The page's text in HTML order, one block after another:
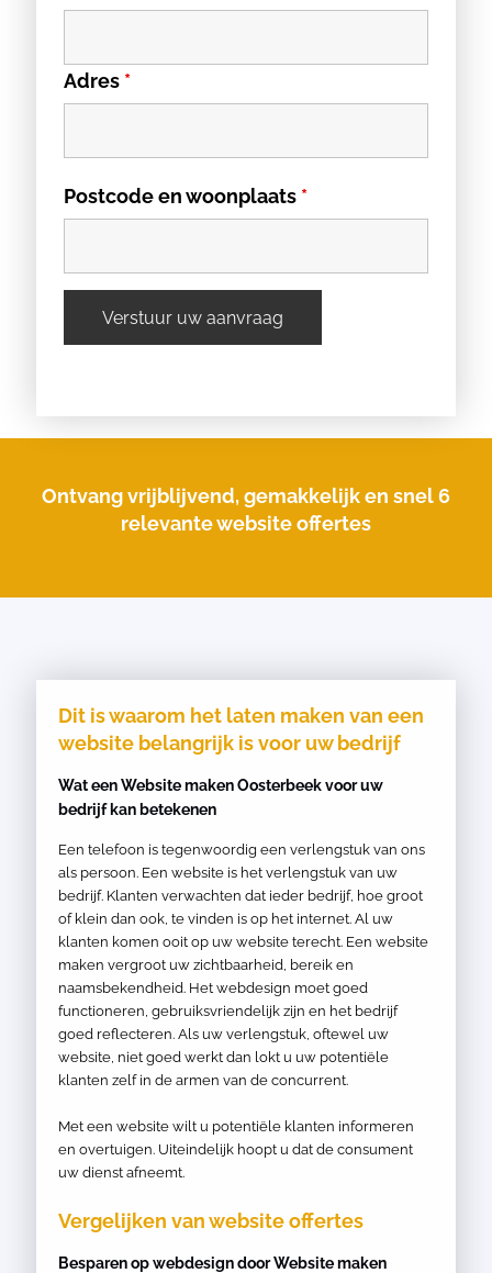
Adres *
Postcode en woonplaats *
Ontvang vrijblijvend, gemakkelijk en snel 6
relevante website offertes
Dit is waarom het laten maken van een
website belangrijk is voor uw bedrijf
Wat een Website maken Oosterbeek voor uw
bedrijf kan betekenen
Een telefoon is tegenwoordig een verlengstuk van ons
als persoon. Een website is het verlengstuk van uw
bedrijf. Klanten verwachten dat ieder bedrijf, hoe groot
of klein dan ook, te vinden is op het internet. Al uw
klanten komen ooit op uw website terecht. Een website
maken vergroot uw zichtbaarheid, bereik en
naamsbekendheid. Het webdesign moet goed
functioneren, gebruiksvriendelijk zijn en het bedrijf
goed reflecteren. Als uw verlengstuk, oftewel uw
website, niet goed werkt dan lokt u uw potentiële
klanten zelf in de armen van de concurrent.
Met een website wilt u potentiële klanten informeren
en overtuigen. Uiteindelijk hoopt u dat de consument
uw dienst afneemt.
Vergelijken van website offertes
Besparen op webdesign door Website maken